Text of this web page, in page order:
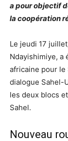
a pour objectif
la coopération
Le jeudi 17
Ndayishimiye, a
africaine pour le
dialogue Sahel-
les deux blocs
Sahel.
Nouveau